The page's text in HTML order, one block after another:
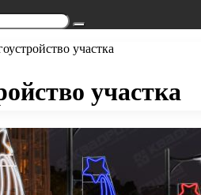
Поиск...
участка
участка